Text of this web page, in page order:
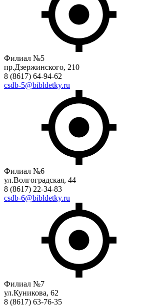
Филиал №5
пр.Дзержинского, 210
8 (8617) 64-94-62
csdb-5@bibldetky.ru
Филиал №6
ул.Волгоградская, 44
8 (8617) 22-34-83
csdb-6@bibldetky.ru
Филиал №7
ул.Куникова, 62
8 (8617) 63-76-35